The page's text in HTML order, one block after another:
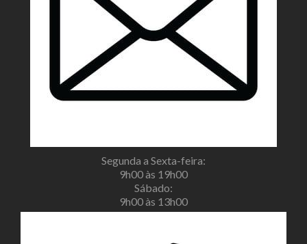
Segunda a Sexta-feira:
9h00 às 19h00
Sábado:
9h00 às 13h00